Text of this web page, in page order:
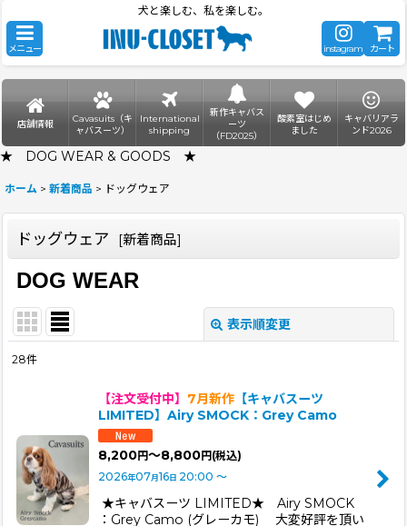
犬と楽しむ、私を楽しむ。
メニュー instagram カート
店舗情報
Cavasuits（キ
ャバスーツ）
International
shipping
新作キャバス
ーツ
（FD2025）
酸素室はじめ
ました
キャバリアラ
ンド2026
★ DOG WEAR & GOODS ★
ホーム > 新着商品 > ドッグウェア
ドッグウェア [新着商品]
DOG WEAR
表示順変更
サブカテゴリ
表示数:
並び順:
28件
【注文受付中】 7月新作 【キャバスーツ
LIMITED】Airy SMOCK：Grey Camo
8,200円～8,800円(税込)
2026年07月16日 20:00 ～
★キャバスーツ LIMITED★ Airy SMOCK
：Grey Camo (グレーカモ) 大変好評を頂い